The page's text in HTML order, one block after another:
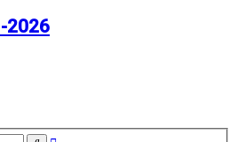
2026